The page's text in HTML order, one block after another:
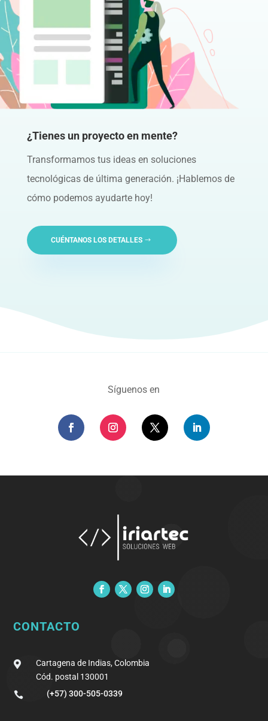
¿Tienes un proyecto en mente?
Transformamos tus ideas en soluciones
tecnológicas de última generación. ¡Hablemos de
cómo podemos ayudarte hoy!
CUÉNTANOS LOS DETALLES
Síguenos en
CONTACTO

Cartagena de Indias, Colombia
Cód. postal 130001

(+57) 300-505-0339